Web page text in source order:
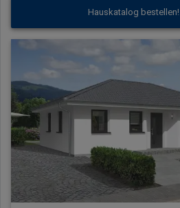
Hauskatalog bestellen!